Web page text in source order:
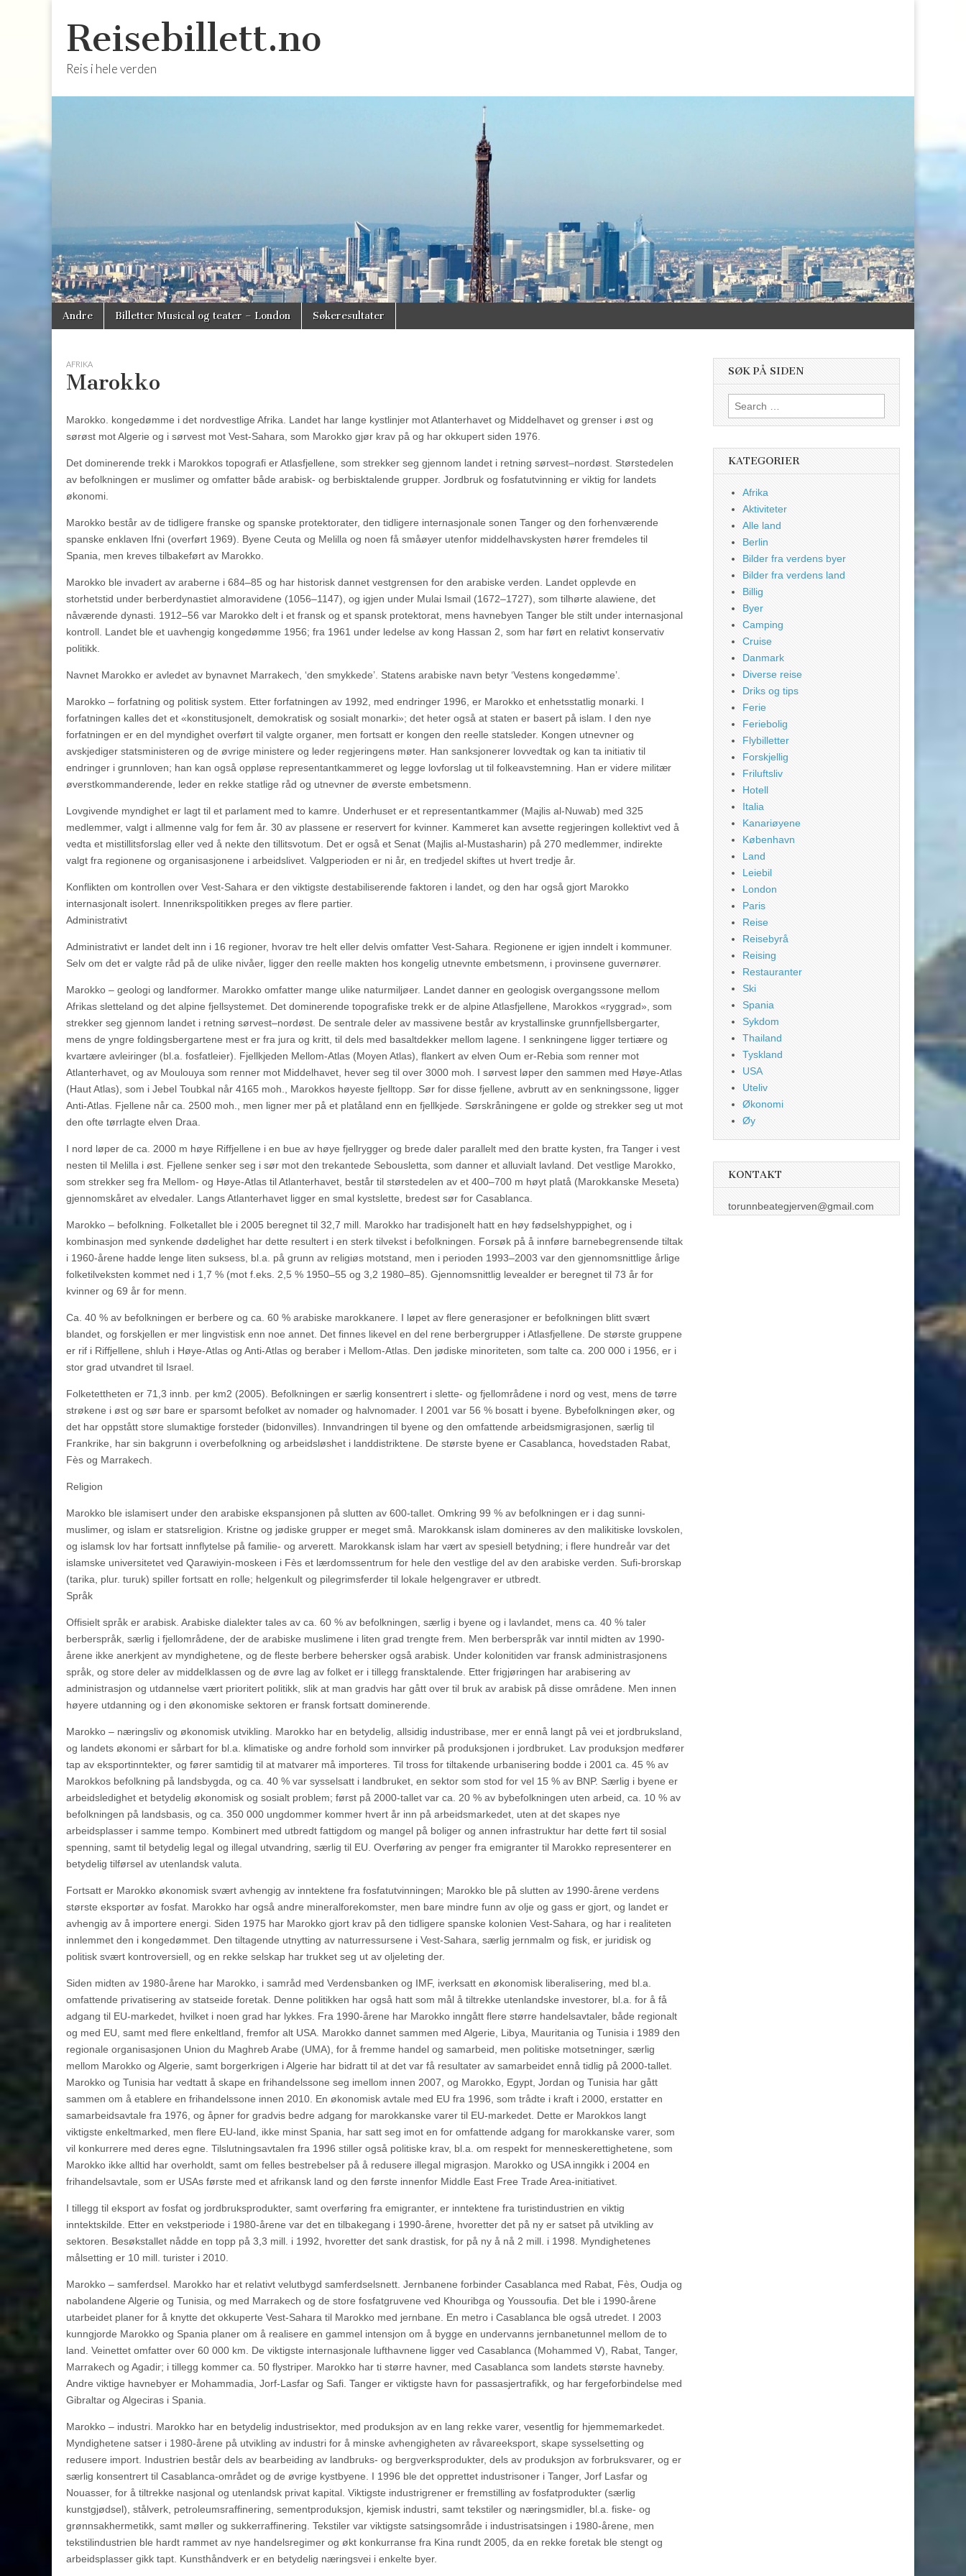
Reisebillett.no
Reis i hele verden
Main
menu
Skip
Andre Billetter Musical og teater – London Søkeresultater
AFRIKA
Marokko
Marokko. kongedømme i det nordvestlige Afrika. Landet har lange kystlinjer mot Atlanterhavet og Middelhavet og grenser i øst og
sørøst mot Algerie og i sørvest mot Vest-Sahara, som Marokko gjør krav på og har okkupert siden 1976.
Det dominerende trekk i Marokkos topografi er Atlasfjellene, som strekker seg gjennom landet i retning sørvest–nordøst. Størstedelen
av befolkningen er muslimer og omfatter både arabisk- og berbisktalende grupper. Jordbruk og fosfatutvinning er viktig for landets
økonomi.
Marokko består av de tidligere franske og spanske protektorater, den tidligere internasjonale sonen Tanger og den forhenværende
spanske enklaven Ifni (overført 1969). Byene Ceuta og Melilla og noen få småøyer utenfor middelhavskysten hører fremdeles til
Spania, men kreves tilbakeført av Marokko.
Marokko ble invadert av araberne i 684–85 og har historisk dannet vestgrensen for den arabiske verden. Landet opplevde en
storhetstid under berberdynastiet almoravidene (1056–1147), og igjen under Mulai Ismail (1672–1727), som tilhørte alawiene, det
nåværende dynasti. 1912–56 var Marokko delt i et fransk og et spansk protektorat, mens havnebyen Tanger ble stilt under internasjonal
kontroll. Landet ble et uavhengig kongedømme 1956; fra 1961 under ledelse av kong Hassan 2, som har ført en relativt konservativ
politikk.
Navnet Marokko er avledet av bynavnet Marrakech, ‘den smykkede’. Statens arabiske navn betyr ‘Vestens kongedømme’.
Marokko – forfatning og politisk system. Etter forfatningen av 1992, med endringer 1996, er Marokko et enhetsstatlig monarki. I
forfatningen kalles det et «konstitusjonelt, demokratisk og sosialt monarki»; det heter også at staten er basert på islam. I den nye
forfatningen er en del myndighet overført til valgte organer, men fortsatt er kongen den reelle statsleder. Kongen utnevner og
avskjediger statsministeren og de øvrige ministere og leder regjeringens møter. Han sanksjonerer lovvedtak og kan ta initiativ til
endringer i grunnloven; han kan også oppløse representantkammeret og legge lovforslag ut til folkeavstemning. Han er videre militær
øverstkommanderende, leder en rekke statlige råd og utnevner de øverste embetsmenn.
Lovgivende myndighet er lagt til et parlament med to kamre. Underhuset er et representantkammer (Majlis al-Nuwab) med 325
medlemmer, valgt i allmenne valg for fem år. 30 av plassene er reservert for kvinner. Kammeret kan avsette regjeringen kollektivt ved å
vedta et mistillitsforslag eller ved å nekte den tillitsvotum. Det er også et Senat (Majlis al-Mustasharin) på 270 medlemmer, indirekte
valgt fra regionene og organisasjonene i arbeidslivet. Valgperioden er ni år, en tredjedel skiftes ut hvert tredje år.
Konflikten om kontrollen over Vest-Sahara er den viktigste destabiliserende faktoren i landet, og den har også gjort Marokko
internasjonalt isolert. Innenrikspolitikken preges av flere partier.
Administrativt
Administrativt er landet delt inn i 16 regioner, hvorav tre helt eller delvis omfatter Vest-Sahara. Regionene er igjen inndelt i kommuner.
Selv om det er valgte råd på de ulike nivåer, ligger den reelle makten hos kongelig utnevnte embetsmenn, i provinsene guvernører.
Marokko – geologi og landformer. Marokko omfatter mange ulike naturmiljøer. Landet danner en geologisk overgangssone mellom
Afrikas sletteland og det alpine fjellsystemet. Det dominerende topografiske trekk er de alpine Atlasfjellene, Marokkos «ryggrad», som
strekker seg gjennom landet i retning sørvest–nordøst. De sentrale deler av massivene består av krystallinske grunnfjellsbergarter,
mens de yngre foldingsbergartene mest er fra jura og kritt, til dels med basaltdekker mellom lagene. I senkningene ligger tertiære og
kvartære avleiringer (bl.a. fosfatleier). Fjellkjeden Mellom-Atlas (Moyen Atlas), flankert av elven Oum er-Rebia som renner mot
Atlanterhavet, og av Moulouya som renner mot Middelhavet, hever seg til over 3000 moh. I sørvest løper den sammen med Høye-Atlas
(Haut Atlas), som i Jebel Toubkal når 4165 moh., Marokkos høyeste fjelltopp. Sør for disse fjellene, avbrutt av en senkningssone, ligger
Anti-Atlas. Fjellene når ca. 2500 moh., men ligner mer på et platåland enn en fjellkjede. Sørskråningene er golde og strekker seg ut mot
den ofte tørrlagte elven Draa.
I nord løper de ca. 2000 m høye Riffjellene i en bue av høye fjellrygger og brede daler parallelt med den bratte kysten, fra Tanger i vest
nesten til Melilla i øst. Fjellene senker seg i sør mot den trekantede Sebousletta, som danner et alluvialt lavland. Det vestlige Marokko,
som strekker seg fra Mellom- og Høye-Atlas til Atlanterhavet, består til størstedelen av et 400–700 m høyt platå (Marokkanske Meseta)
gjennomskåret av elvedaler. Langs Atlanterhavet ligger en smal kystslette, bredest sør for Casablanca.
Marokko – befolkning. Folketallet ble i 2005 beregnet til 32,7 mill. Marokko har tradisjonelt hatt en høy fødselshyppighet, og i
kombinasjon med synkende dødelighet har dette resultert i en sterk tilvekst i befolkningen. Forsøk på å innføre barnebegrensende tiltak
i 1960-årene hadde lenge liten suksess, bl.a. på grunn av religiøs motstand, men i perioden 1993–2003 var den gjennomsnittlige årlige
folketilveksten kommet ned i 1,7 % (mot f.eks. 2,5 % 1950–55 og 3,2 1980–85). Gjennomsnittlig levealder er beregnet til 73 år for
kvinner og 69 år for menn.
Ca. 40 % av befolkningen er berbere og ca. 60 % arabiske marokkanere. I løpet av flere generasjoner er befolkningen blitt svært
blandet, og forskjellen er mer lingvistisk enn noe annet. Det finnes likevel en del rene berbergrupper i Atlasfjellene. De største gruppene
er rif i Riffjellene, shluh i Høye-Atlas og Anti-Atlas og beraber i Mellom-Atlas. Den jødiske minoriteten, som talte ca. 200 000 i 1956, er i
stor grad utvandret til Israel.
Folketettheten er 71,3 innb. per km2 (2005). Befolkningen er særlig konsentrert i slette- og fjellområdene i nord og vest, mens de tørre
strøkene i øst og sør bare er sparsomt befolket av nomader og halvnomader. I 2001 var 56 % bosatt i byene. Bybefolkningen øker, og
det har oppstått store slumaktige forsteder (bidonvilles). Innvandringen til byene og den omfattende arbeidsmigrasjonen, særlig til
Frankrike, har sin bakgrunn i overbefolkning og arbeidsløshet i landdistriktene. De største byene er Casablanca, hovedstaden Rabat,
Fès og Marrakech.
Religion
Marokko ble islamisert under den arabiske ekspansjonen på slutten av 600-tallet. Omkring 99 % av befolkningen er i dag sunni-
muslimer, og islam er statsreligion. Kristne og jødiske grupper er meget små. Marokkansk islam domineres av den malikitiske lovskolen,
og islamsk lov har fortsatt innflytelse på familie- og arverett. Marokkansk islam har vært av spesiell betydning; i flere hundreår var det
islamske universitetet ved Qarawiyin-moskeen i Fès et lærdomssentrum for hele den vestlige del av den arabiske verden. Sufi-brorskap
(tarika, plur. turuk) spiller fortsatt en rolle; helgenkult og pilegrimsferder til lokale helgengraver er utbredt.
Språk
Offisielt språk er arabisk. Arabiske dialekter tales av ca. 60 % av befolkningen, særlig i byene og i lavlandet, mens ca. 40 % taler
berberspråk, særlig i fjellområdene, der de arabiske muslimene i liten grad trengte frem. Men berberspråk var inntil midten av 1990-
årene ikke anerkjent av myndighetene, og de fleste berbere behersker også arabisk. Under kolonitiden var fransk administrasjonens
språk, og store deler av middelklassen og de øvre lag av folket er i tillegg fransktalende. Etter frigjøringen har arabisering av
administrasjon og utdannelse vært prioritert politikk, slik at man gradvis har gått over til bruk av arabisk på disse områdene. Men innen
høyere utdanning og i den økonomiske sektoren er fransk fortsatt dominerende.
Marokko – næringsliv og økonomisk utvikling. Marokko har en betydelig, allsidig industribase, mer er ennå langt på vei et jordbruksland,
og landets økonomi er sårbart for bl.a. klimatiske og andre forhold som innvirker på produksjonen i jordbruket. Lav produksjon medfører
tap av eksportinntekter, og fører samtidig til at matvarer må importeres. Til tross for tiltakende urbanisering bodde i 2001 ca. 45 % av
Marokkos befolkning på landsbygda, og ca. 40 % var sysselsatt i landbruket, en sektor som stod for vel 15 % av BNP. Særlig i byene er
arbeidsledighet et betydelig økonomisk og sosialt problem; først på 2000-tallet var ca. 20 % av bybefolkningen uten arbeid, ca. 10 % av
befolkningen på landsbasis, og ca. 350 000 ungdommer kommer hvert år inn på arbeidsmarkedet, uten at det skapes nye
arbeidsplasser i samme tempo. Kombinert med utbredt fattigdom og mangel på boliger og annen infrastruktur har dette ført til sosial
spenning, samt til betydelig legal og illegal utvandring, særlig til EU. Overføring av penger fra emigranter til Marokko representerer en
betydelig tilførsel av utenlandsk valuta.
Fortsatt er Marokko økonomisk svært avhengig av inntektene fra fosfatutvinningen; Marokko ble på slutten av 1990-årene verdens
største eksportør av fosfat. Marokko har også andre mineralforekomster, men bare mindre funn av olje og gass er gjort, og landet er
avhengig av å importere energi. Siden 1975 har Marokko gjort krav på den tidligere spanske kolonien Vest-Sahara, og har i realiteten
innlemmet den i kongedømmet. Den tiltagende utnytting av naturressursene i Vest-Sahara, særlig jernmalm og fisk, er juridisk og
politisk svært kontroversiell, og en rekke selskap har trukket seg ut av oljeleting der.
Siden midten av 1980-årene har Marokko, i samråd med Verdensbanken og IMF, iverksatt en økonomisk liberalisering, med bl.a.
omfattende privatisering av statseide foretak. Denne politikken har også hatt som mål å tiltrekke utenlandske investorer, bl.a. for å få
adgang til EU-markedet, hvilket i noen grad har lykkes. Fra 1990-årene har Marokko inngått flere større handelsavtaler, både regionalt
og med EU, samt med flere enkeltland, fremfor alt USA. Marokko dannet sammen med Algerie, Libya, Mauritania og Tunisia i 1989 den
regionale organisasjonen Union du Maghreb Arabe (UMA), for å fremme handel og samarbeid, men politiske motsetninger, særlig
mellom Marokko og Algerie, samt borgerkrigen i Algerie har bidratt til at det var få resultater av samarbeidet ennå tidlig på 2000-tallet.
Marokko og Tunisia har vedtatt å skape en frihandelssone seg imellom innen 2007, og Marokko, Egypt, Jordan og Tunisia har gått
sammen om å etablere en frihandelssone innen 2010. En økonomisk avtale med EU fra 1996, som trådte i kraft i 2000, erstatter en
samarbeidsavtale fra 1976, og åpner for gradvis bedre adgang for marokkanske varer til EU-markedet. Dette er Marokkos langt
viktigste enkeltmarked, men flere EU-land, ikke minst Spania, har satt seg imot en for omfattende adgang for marokkanske varer, som
vil konkurrere med deres egne. Tilslutningsavtalen fra 1996 stiller også politiske krav, bl.a. om respekt for menneskerettighetene, som
Marokko ikke alltid har overholdt, samt om felles bestrebelser på å redusere illegal migrasjon. Marokko og USA inngikk i 2004 en
frihandelsavtale, som er USAs første med et afrikansk land og den første innenfor Middle East Free Trade Area-initiativet.
I tillegg til eksport av fosfat og jordbruksprodukter, samt overføring fra emigranter, er inntektene fra turistindustrien en viktig
inntektskilde. Etter en vekstperiode i 1980-årene var det en tilbakegang i 1990-årene, hvoretter det på ny er satset på utvikling av
sektoren. Besøkstallet nådde en topp på 3,3 mill. i 1992, hvoretter det sank drastisk, for på ny å nå 2 mill. i 1998. Myndighetenes
målsetting er 10 mill. turister i 2010.
Marokko – samferdsel. Marokko har et relativt velutbygd samferdselsnett. Jernbanene forbinder Casablanca med Rabat, Fès, Oudja og
nabolandene Algerie og Tunisia, og med Marrakech og de store fosfatgruvene ved Khouribga og Youssoufia. Det ble i 1990-årene
utarbeidet planer for å knytte det okkuperte Vest-Sahara til Marokko med jernbane. En metro i Casablanca ble også utredet. I 2003
kunngjorde Marokko og Spania planer om å realisere en gammel intensjon om å bygge en undervanns jernbanetunnel mellom de to
land. Veinettet omfatter over 60 000 km. De viktigste internasjonale lufthavnene ligger ved Casablanca (Mohammed V), Rabat, Tanger,
Marrakech og Agadir; i tillegg kommer ca. 50 flystriper. Marokko har ti større havner, med Casablanca som landets største havneby.
Andre viktige havnebyer er Mohammadia, Jorf-Lasfar og Safi. Tanger er viktigste havn for passasjertrafikk, og har fergeforbindelse med
Gibraltar og Algeciras i Spania.
Marokko – industri. Marokko har en betydelig industrisektor, med produksjon av en lang rekke varer, vesentlig for hjemmemarkedet.
Myndighetene satser i 1980-årene på utvikling av industri for å minske avhengigheten av råvareeksport, skape sysselsetting og
redusere import. Industrien består dels av bearbeiding av landbruks- og bergverksprodukter, dels av produksjon av forbruksvarer, og er
særlig konsentrert til Casablanca-området og de øvrige kystbyene. I 1996 ble det opprettet industrisoner i Tanger, Jorf Lasfar og
Nouasser, for å tiltrekke nasjonal og utenlandsk privat kapital. Viktigste industrigrener er fremstilling av fosfatprodukter (særlig
kunstgjødsel), stålverk, petroleumsraffinering, sementproduksjon, kjemisk industri, samt tekstiler og næringsmidler, bl.a. fiske- og
grønnsakhermetikk, samt møller og sukkerraffinering. Tekstiler var viktigste satsingsområde i industrisatsingen i 1980-årene, men
tekstilindustrien ble hardt rammet av nye handelsregimer og økt konkurranse fra Kina rundt 2005, da en rekke foretak ble stengt og
arbeidsplasser gikk tapt. Kunsthåndverk er en betydelig næringsvei i enkelte byer.
SØK PÅ SIDEN
Search
for:
KATEGORIER
Afrika
Aktiviteter
Alle land
Berlin
Bilder fra verdens byer
Bilder fra verdens land
Billig
Byer
Camping
Cruise
Danmark
Diverse reise
Driks og tips
Ferie
Feriebolig
Flybilletter
Forskjellig
Friluftsliv
Hotell
Italia
Kanariøyene
København
Land
Leiebil
London
Paris
Reise
Reisebyrå
Reising
Restauranter
Ski
Spania
Sykdom
Thailand
Tyskland
USA
Uteliv
Økonomi
Øy
KONTAKT
torunnbeategjerven@gmail.com